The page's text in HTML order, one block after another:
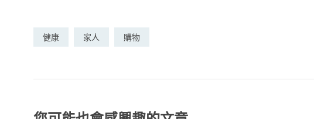
e c
e
o
ss
e
g
itt
er
a
W
b n
健康 家人 購物